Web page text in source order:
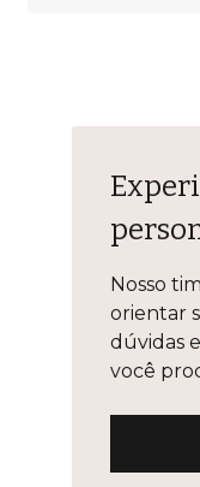
Nosso
orientar
dúvidas
você